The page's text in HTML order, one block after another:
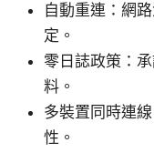
自動重連：網
定。
零日誌政策：
料。
多裝置同時連
性。